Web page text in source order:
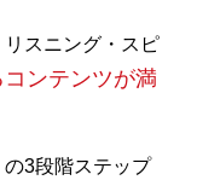
スニング・スピ
ンテンツが満
の3段階ステップ